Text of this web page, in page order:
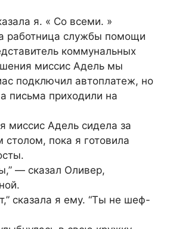
я. « Со всеми. »
работница службы помощи
коммунальных
миссис Адель мы
подключил автоплатеж, но
письма приходили на
миссис Адель сидела за
пока я готовила
— сказал Оливер,
сказала я ему. “Ты не шеф-